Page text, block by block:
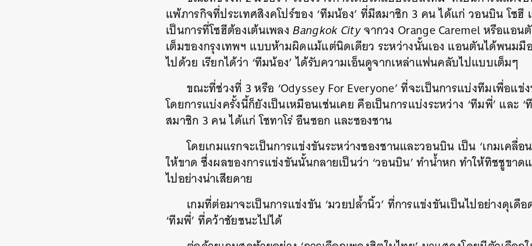
แพ้ภารกิจที่ประเทศสิงคโปร์ของ ‘ทีมน้อง’ ที่มีสมาชิก 3 คน ได้แก่ วอนบิน โซฮี
เป็นการที่โซฮีต้องเต้นเพลงBangkok Cityจากวง Orange Caremel หรือแอ
เต็มของกรุงเทพฯ แบบห้ามผิดแม้แต่นิดเดียว ระหว่างนั้นเอง แอนตันได้พนมมื
ไปด้วย เรียกได้ว่า ‘ทีมน้อง’ ได้รับความเอ็นดูจากเหล่าแฟนคลับไปแบบเต็มๆ
ขณะที่ช่วงที่ 3 หรือ ‘Odyssey For Everyone’ ที่จะเป็นการแบ่งทีมเพื่อแข่
โดยการแบ่งครั้งนี้ก็ยังเป็นเหมือนเช่นเคย คือเป็นการแบ่งระหว่าง ‘ทีมพี่’ และ
สมาชิก 3 คน ได้แก่ โชทาโร่ อึนซอก และซองชาน
โดยเกมแรกจะเป็นการแข่งขันระหว่างซองชานและวอนบิน เป็น ‘เกมเคลื่
ให้ขาด ซึ่งผลของการแข่งขันนั้นกลายเป็นว่า ‘วอนบิน’ ทำน้ำหก ทำให้ทิชชูขา
ไปอย่างน่าเสียดาย
เกมที่ต่อมาจะเป็นการแข่งขัน ‘มวยปล้ำนิ้ว’ ที่การแข่งขันเป็นไปอย่างดุเดื
‘ทีมพี่’ ที่คว้าชัยชนะไปได้